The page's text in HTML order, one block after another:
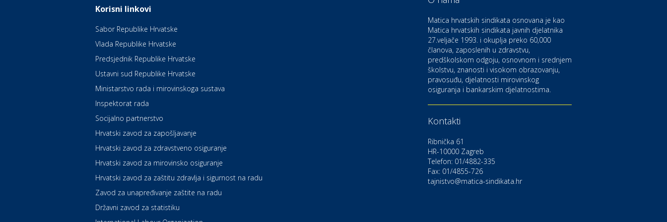
Kultura i edukacija
Kazalište Kerempuh
Kultura i edukacija
Kazalište ZKM
Auto-moto i tehnika
Zdravlje i osiguranje
UNIQA osiguranje
Korisni linkovi
Sabor Republike Hrvatske
Vlada Republike Hrvatske
Predsjednik Republike Hrvatske
Ustavni sud Republike Hrvatske
Ministarstvo rada i mirovinskoga sustava
Inspektorat rada
Socijalno partnerstvo
Hrvatski zavod za zapošljavanje
Hrvatski zavod za zdravstveno osiguranje
Hrvatski zavod za mirovinsko osiguranje
Hrvatski zavod za zaštitu zdravlja i sigurnost na radu
Zavod za unapređivanje zaštite na radu
Državni zavod za statistiku
Matica hrvatskih sindikata osnovana je kao
Matica hrvatskih sindikata javnih djelatnika
27.veljače 1993. i okuplja preko 60,000
članova, zaposlenih u zdravstvu,
predškolskom odgoju, osnovnom i srednjem
školstvu, znanosti i visokom obrazovanju,
pravosuđu, djelatnosti mirovinskog
osiguranja i bankarskim djelatnostima.
Kontakti
Ribnička 61
HR-10000 Zagreb
Telefon: 01/4882-335
Fax: 01/4855-726
tajnistvo@matica-sindikata.hr